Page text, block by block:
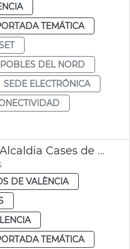
TEMÁTICA
POBLES DEL NORD
SEDE ELECTRÓNICA
Zona esparcimiento Alcaldia Cases de Bàrcena
DE VALÈNCIA
TEMÁTICA